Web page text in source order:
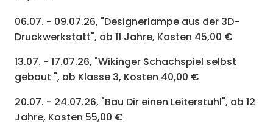
06.07. - 09.07.26, "Designerlampe aus der 3D-
Druckwerkstatt", ab 11 Jahre, Kosten 45,00 €
13.07. - 17.07.26, "Wikinger Schachspiel selbst
gebaut ", ab Klasse 3, Kosten 40,00 €
20.07. - 24.07.26, "Bau Dir einen Leiterstuhl", ab 12
Jahre, Kosten 55,00 €